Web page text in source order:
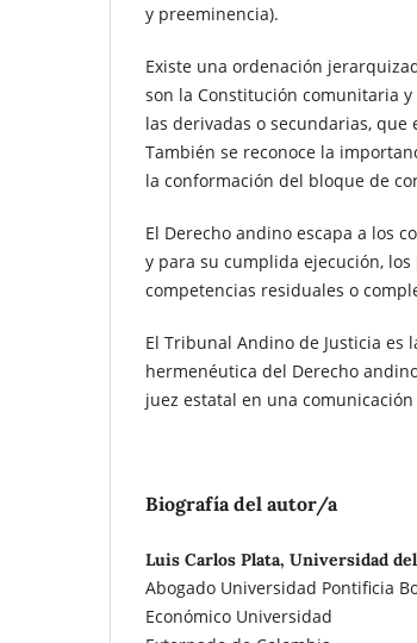
y preeminencia).
Existe una ordenación
son la Constitución comunitaria
las derivadas o secundarias,
También se reconoce la
la conformación del bloque de
El Derecho andino escapa a los
y para su cumplida ejecución,
competencias residuales o
El Tribunal Andino de Justicia es
hermenéutica del Derecho
juez estatal en una
Biografía del autor/a
Luis Carlos Plata, Universidad
Abogado Universidad Pontificia
Económico Universidad